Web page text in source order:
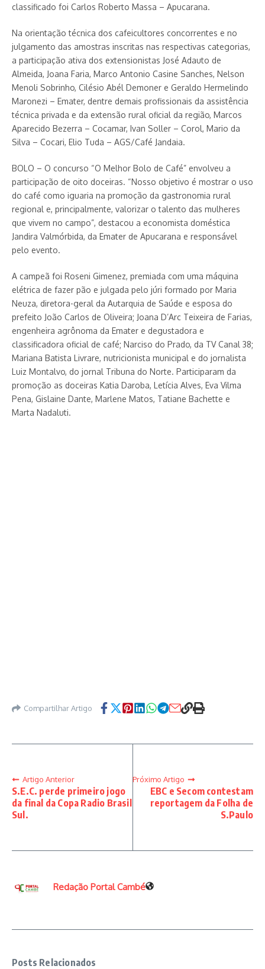
classificado foi Carlos Roberto Massa – Apucarana.
Na orientação técnica dos cafeicultores concorrentes e no
julgamento das amostras inscritas nas respectivas categorias,
a participação ativa dos extensionistas José Adauto de
Almeida, Joana Faria, Marco Antonio Casine Sanches, Nelson
Menoli Sobrinho, Cilésio Abél Demoner e Geraldo Hermelindo
Maronezi – Emater, dentre demais profissionais da assistência
técnica privada e da extensão rural oficial da região, Marcos
Aparecido Bezerra – Cocamar, Ivan Soller – Corol, Mario da
Silva – Cocari, Elio Tuda – AGS/Café Jandaia.
BOLO – O concurso “O Melhor Bolo de Café” envolveu a
participação de oito doceiras. “Nosso objetivo é mostrar o uso
do café como iguaria na promoção da gastronomia rural
regional e, principalmente, valorizar o talento das mulheres
que vivem no campo”, destacou a economista doméstica
Jandira Valmórbida, da Emater de Apucarana e responsável
pelo evento.
A campeã foi Roseni Gimenez, premiada com uma máquina
elétrica de fazer pão e julgada pelo júri formado por Maria
Neuza, diretora-geral da Autarquia de Saúde e esposa do
prefeito João Carlos de Oliveira; Joana D’Arc Teixeira de Farias,
engenheira agrônoma da Emater e degustadora e
classificadora oficial de café; Narciso do Prado, da TV Canal 38;
Mariana Batista Livrare, nutricionista municipal e do jornalista
Luiz Montalvo, do jornal Tribuna do Norte. Participaram da
promoção as doceiras Katia Daroba, Letícia Alves, Eva Vilma
Pena, Gislaine Dante, Marlene Matos, Tatiane Bachette e
Marta Nadaluti.
Compartilhar Artigo
Artigo Anterior
S.E.C. perde primeiro jogo
da final da Copa Radio Brasil
Sul.
Próximo Artigo
EBC e Secom contestam
reportagem da Folha de
S.Paulo
Redação Portal Cambé
Posts Relacionados